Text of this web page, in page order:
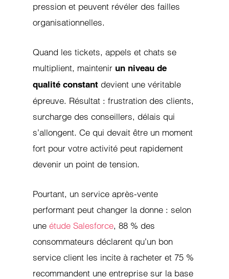
pression et peuvent révéler des failles
organisationnelles.
Quand les tickets, appels et chats se
multiplient, maintenir un niveau de
qualité constant devient une véritable
épreuve. Résultat : frustration des clients,
surcharge des conseillers, délais qui
s’allongent. Ce qui devait être un moment
fort pour votre activité peut rapidement
devenir un point de tension.
Pourtant, un service après-vente
performant peut changer la donne : selon
uneétude Salesforce, 88 % des
consommateurs déclarent qu’un bon
service client les incite à racheter et 75 %
recommandent une entreprise sur la base